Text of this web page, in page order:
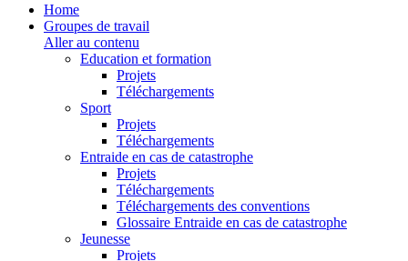
Home
Groupes de travail
Aller au contenu
Education et formation
Projets
Téléchargements
Sport
Projets
Téléchargements
Entraide en cas de catastrophe
Projets
Téléchargements
Téléchargements des conventions
Glossaire Entraide en cas de catastrophe
Jeunesse
Projets